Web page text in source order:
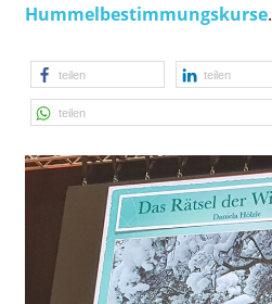
Hummelbestimmungskurse.
teilen teilen
teilen